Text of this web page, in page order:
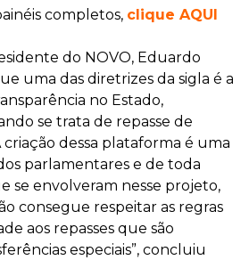
completos, clique AQUI
do NOVO, Eduardo
uma das diretrizes da sigla é a
no Estado,
se trata de repasse de
dessa plataforma é uma
parlamentares e de toda
se envolveram nesse projeto,
consegue respeitar as regras
aos repasses que são
especiais”, concluiu